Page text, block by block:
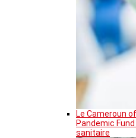
Le Cameroun
Pandemic
sanitaire